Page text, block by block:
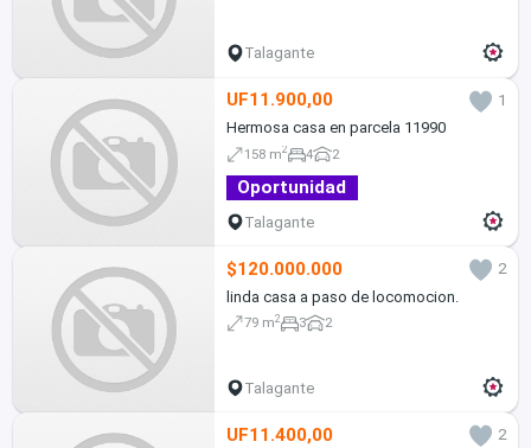
Talagante
UF11.900,00
1
Hermosa casa en parcela 11990
158 m2 4 2
Oportunidad
Talagante
$120.000.000
2
linda casa a paso de locomocion.
79 m2 3 2
Talagante
UF11.400,00 2